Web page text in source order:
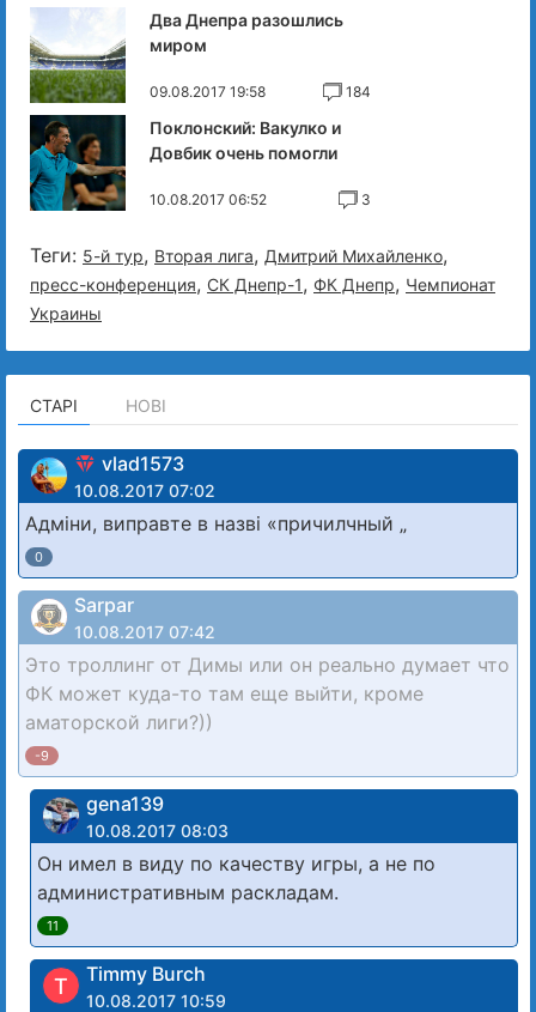
Два Днепра разошлись
миром
09.08.2017 19:58 184
Поклонский: Вакулко и
Довбик очень помогли
10.08.2017 06:52 3
Теги: 5-й тур, Вторая лига, Дмитрий Михайленко,
пресс-конференция, СК Днепр-1, ФК Днепр, Чемпионат
Украины
СТАРІ НОВІ
vlad1573
10.08.2017 07:02
Адміни, виправте в назві «причилчный „
0
Sarpar
10.08.2017 07:42
Это троллинг от Димы или он реально думает что
ФК может куда-то там еще выйти, кроме
аматорской лиги?))
-9
gena139
10.08.2017 08:03
Он имел в виду по качеству игры, а не по
административным раскладам.
11
T Timmy Burch
10.08.2017 10:59